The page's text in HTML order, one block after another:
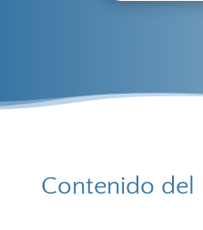
Contenido del